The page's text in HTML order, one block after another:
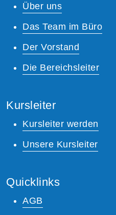
Über uns
Das Team im Büro
Der Vorstand
Die Bereichsleiter
Kursleiter
Kursleiter werden
Unsere Kursleiter
Quicklinks
AGB